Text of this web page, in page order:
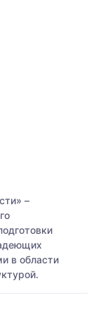
–
в области